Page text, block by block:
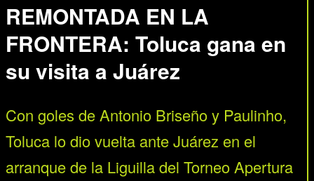
REMONTADA EN LA
FRONTERA: Toluca gana en
su visita a Juárez
Con goles de Antonio Briseño y Paulinho,
Toluca lo dio vuelta ante Juárez en el
arranque de la Liguilla del Torneo Apertura